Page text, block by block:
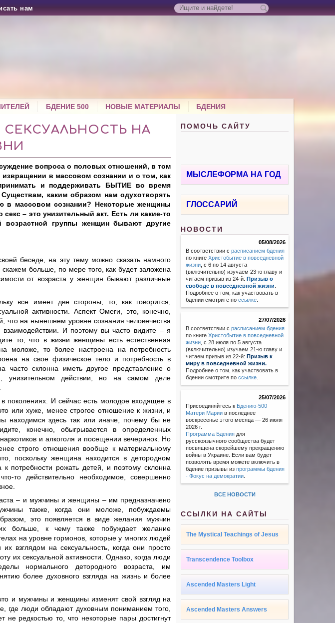
нам
БДЕНИЕ 500 НОВЫЕ МАТЕРИАЛЫ БДЕНИЯ
НА
вопроса о половых отношений, в том
в массовом сознании и о том, как
и поддерживать БЫТИЕ во время
каким образом нам одухотворять
в массовом сознании? Некоторые женщины
– это унизительный акт. Есть ли какие-то
группы женщин бывают другие
беседе, на эту тему можно сказать намного
больше, по мере того, как будет заложена
от возраста у женщин бывают различные
все имеет две стороны, то, как говорится,
активности. Аспект Омеги, это, конечно,
что на нынешнем уровне сознания человечества
И поэтому вы часто видите – я
то, что в жизни женщины есть естественная
моложе, то более настроена на потребность
на свое физическое тело и потребность в
часто склонна иметь другое представление о
унизительном действии, но на самом деле
поколениях. И сейчас есть молодое входящее в
или хуже, менее строгое отношение к жизни, и
находимся здесь так или иначе, почему бы не
конечно, обыгрывается в определенных
и алкоголя и посещении вечеринок. Но
строго отношения вообще к материальному
поскольку женщина находится в детородном
потребности рожать детей, и поэтому склонна
то действительно необходимое, совершенно
– и мужчины и женщины – им предназначено
также, когда они моложе, побуждаемы
это появляется в виде желания мужчин
больше, к чему также побуждает желание
на уровне гормонов, которые у многих людей
взглядом на сексуальность, когда они просто
их сексуальной активности. Однако, когда люди
нормального детородного возраста, им
более духовного взгляда на жизнь и более
и мужчины и женщины изменят свой взгляд на
где люди обладают духовным пониманием того,
не редкостью то, что некоторые пары достигнут
ПОМОЧЬ САЙТУ
МЫСЛЕФОРМА НА ГОД
ГЛОССАРИЙ
НОВОСТИ
05/08/2026
В соответствии срасписанием бдения
по книгеХристобытие в повседневной
жизни , с 6 по 14 августа
(включительно) изучаем 23-ю главу и
читаем призыв из 24-й: Призыв о
свободе в повседневной жизни
Подробнее о том, как участвовать в
бдении смотрите поссылке
27/07/2026
В соответствии с расписанием бдения
по книгеХристобытие в повседневной
жизни с 28 июля по 5 августа
(включительно) изучаем 21-ю главу и
читаем призыв из 22-й: Призыв к
миру в повседневной жизни.
Подробнее о том, как участвовать в
бдении смотрите поссылке
25/07/2026
Присоединяйтесь к Бдению-500
Матери Марии в последнее
воскресенье этого месяца — 26 июля
2026 г.
Программа Бдения для
русскоязычного сообщества будет
посвящена скорейшему прекращению
войны в Украине. Если вам будет
позволять время можете включить в
бдение призывы изпрограммы бдения
- Фокус на демократии
ВСЕ НОВОСТИ
ССЫЛКИ НА САЙТЫ
The Mystical Teachings of Jesus
Transcendence Toolbox
Ascended Masters Light
Ascended Masters Answers